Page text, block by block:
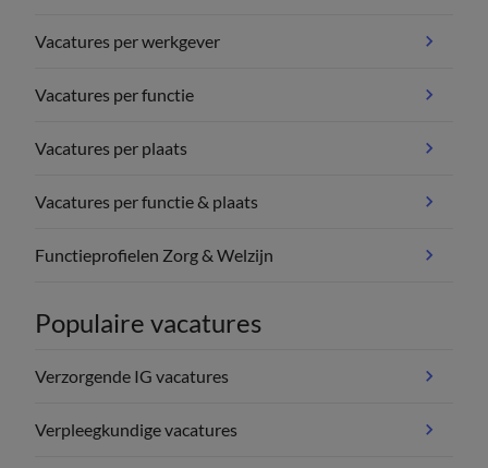
Vacatures per werkgever
Vacatures per functie
Vacatures per plaats
Vacatures per functie & plaats
Functieprofielen Zorg & Welzijn
Populaire vacatures
Verzorgende IG vacatures
Verpleegkundige vacatures